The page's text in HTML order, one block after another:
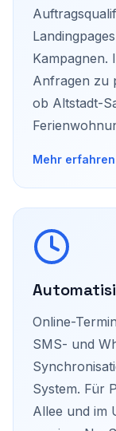
Kampagnen.
Anfragen zu
ob Altstadt-
Mehr erfahren
Online-
SMS- und
System. Für
Allee und im